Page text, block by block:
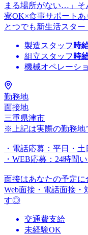
まる場所がない…」そ
寮OK×食事サポート
とつでも新生活スタ
製造スタッフ 時
組立スタッフ 時
機械オペレーシ
勤務地
面接地
三重県津市
※上記は実際の勤務地
・電話応募：平日・土
・WEB応募：24時間
面接はあなたの予定に
Web面接・電話面接・
す◎
交通費支給
未経験OK